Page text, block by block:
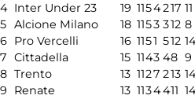
4 Inter Under 23 19 1154217 11
5 Alcione Milano 18 1153 312 8
6 Pro Vercelli 16 1151 512
7 Cittadella 15 1143 48 9
8 Trento 13 1127 213
9
Renate 13 1134411